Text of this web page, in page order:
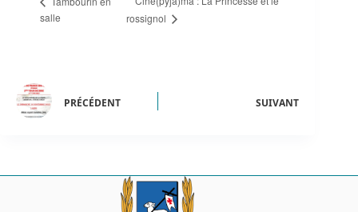
salle
rossignol
PRÉCÉDENT SUIVANT